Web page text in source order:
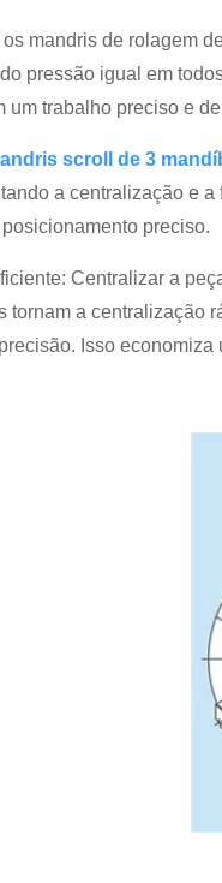
mandris de rolagem
pressão igual em
um trabalho preciso e
scroll de 3
a centralização e
preciso.
Centralizar a
tornam a centralização
Isso